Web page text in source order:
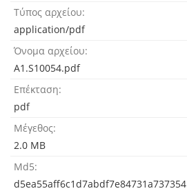
Τύπος αρχείου
application/pdf
Όνομα αρχείου
A1.S10054.pdf
Επέκταση
pdf
Μέγεθος
2.0 MB
Md5
d5ea55aff6c1d7abdf7e84731a737354